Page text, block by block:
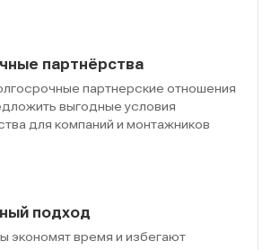
партнёрства
партнерские отношения
выгодные условия
для компаний и монтажников
подход
экономят время и избегают